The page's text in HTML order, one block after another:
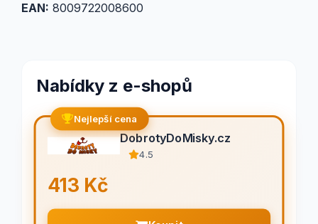
EAN: 8009722008600
Nabídky z e-shopů
Nejlepší cena
DobrotyDoMisky.cz
4.5
413 Kč